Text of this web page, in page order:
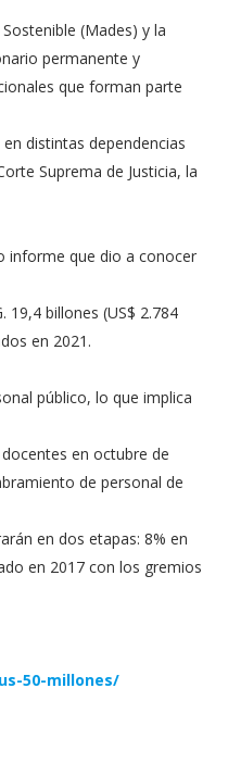
(Mades) y la
permanente y
que forman parte
distintas dependencias
Suprema de Justicia, la
informe que dio a conocer
billones (US$ 2.784
en 2021.
público, lo que implica
en octubre de
de personal de
en dos etapas: 8% en
en 2017 con los gremios
50-millones/